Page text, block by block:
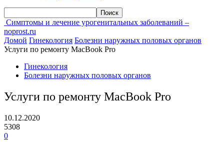
Симптомы и лечение урогенитальных заболеваний –
noprost.ru
Домой Гинекология Болезни наружных половых органов
Услуги по ремонту MacBook Pro
Гинекология
Болезни наружных половых органов
Услуги по ремонту MacBook Pro
10.12.2020
5308
0